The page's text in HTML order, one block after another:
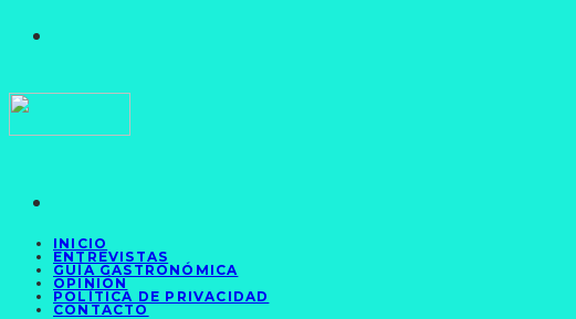
INICIO
ENTREVISTAS
GUÍA GASTRONÓMICA
OPINIÓN
POLÍTICA DE PRIVACIDAD
CONTACTO